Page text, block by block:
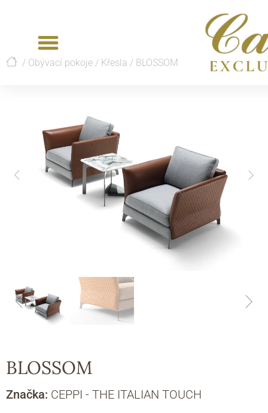
/ Obývací pokoje / Křesla / BLOSSOM
BLOSSOM
Značka: CEPPI - THE ITALIAN TOUCH